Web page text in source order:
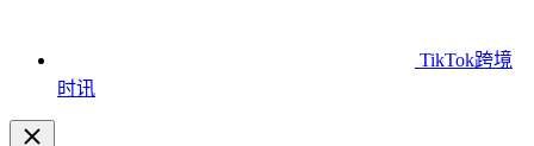
TikTok跨境
时讯